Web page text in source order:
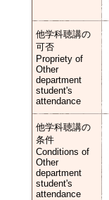
他学科聴講の
可否
Propriety of
Other
department
student's
attendance
他学科聴講の
条件
Conditions of
Other
department
student's
attendance